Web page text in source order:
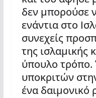
δεν μπορούσε
ενάντια στο
συνεχείς
της ισλαμικής
ύπουλο τρόπο.
υποκριτών
ένα δαιμονικό